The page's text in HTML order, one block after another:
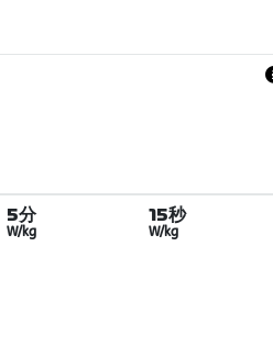
5分
W/kg
15秒
W/kg